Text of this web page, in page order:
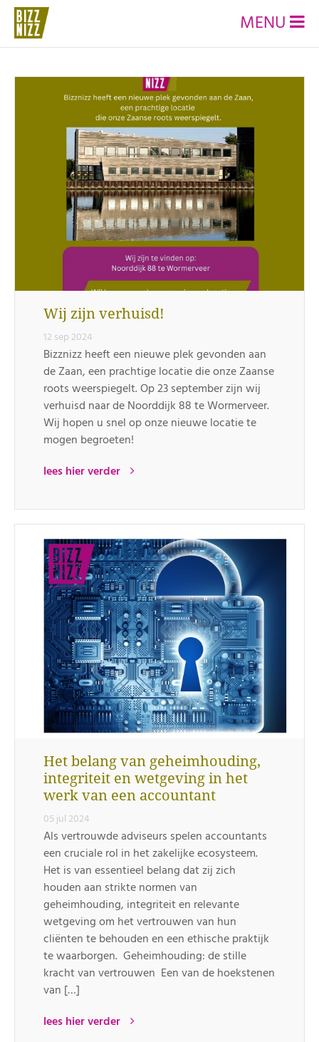
MENU
Wij zijn verhuisd!
12 sep 2024
Bizznizz heeft een nieuwe plek gevonden aan
de Zaan, een prachtige locatie die onze Zaanse
roots weerspiegelt. Op 23 september zijn wij
verhuisd naar de Noorddijk 88 te Wormerveer.
Wij hopen u snel op onze nieuwe locatie te
mogen begroeten!
lees hier verder
Het belang van geheimhouding,
integriteit en wetgeving in het
werk van een accountant
05 jul 2024
Als vertrouwde adviseurs spelen accountants
een cruciale rol in het zakelijke ecosysteem.
Het is van essentieel belang dat zij zich
houden aan strikte normen van
geheimhouding, integriteit en relevante
wetgeving om het vertrouwen van hun
cliënten te behouden en een ethische praktijk
te waarborgen. Geheimhouding: de stille
kracht van vertrouwen Een van de hoekstenen
van […]
lees hier verder